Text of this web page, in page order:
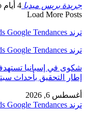
جريدة بريس ميديا 4 أيام ago
Load More Posts
ترند Trends Google Tendances
ترند Trends Google Tendances
شكوى في إسبانيا
إطار التحقيق بأحداث
أغسطس 6, 2026
ترند Trends Google Tendances